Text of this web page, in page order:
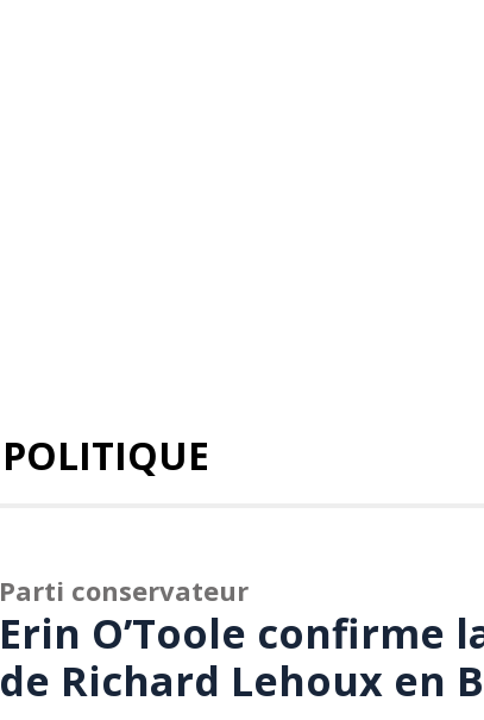
POLITIQUE
Parti conservateur
Erin O’Toole confirme
de Richard Lehoux en